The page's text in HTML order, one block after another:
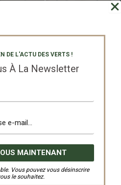
DE L'ACTU DES VERTS !
À La Newsletter
Vous pouvez vous désinscrire
le souhaitez.